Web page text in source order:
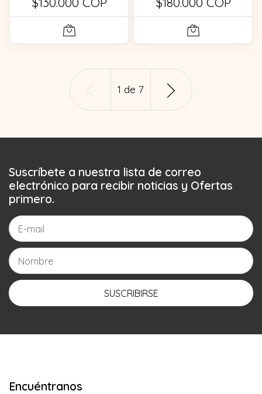
1 de 7
Suscríbete a nuestra lista de correo
electrónico para recibir noticias y Ofertas
primero.
SUSCRIBIRSE
Encuéntranos